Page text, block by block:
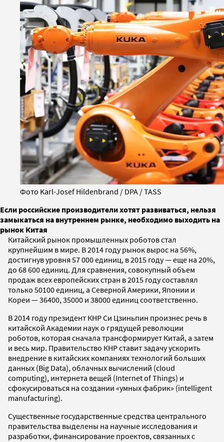
Фото Karl-Josef Hildenbrand / DPA / TASS
Если российские производители хотят развиваться, нельзя
замыкаться на внутреннем рынке, необходимо выходить на
рынок Китая
Китайский рынок промышленных роботов стал
крупнейшим в мире. В 2014 году рынок вырос на 56%,
достигнув уровня 57 000 единиц, в 2015 году — еще на 20%,
до 68 600 единиц. Для сравнения, совокупный объем
продаж всех европейских стран в 2015 году составлял
только 50100 единиц, а Северной Америки, Японии и
Кореи — 36400, 35000 и 38000 единиц соответственно.
В 2014 году президент КНР Си Цзиньпин произнес речь в
китайской Академии наук о грядущей революции
роботов, которая сначала трансформирует Китай, а затем
и весь мир. Правительство КНР ставит задачу ускорить
внедрение в китайских компаниях технологий больших
данных (Big Data), облачных вычислений (cloud
computing), интернета вещей (Internet of Things) и
сфокусироваться на создании «умных фабрик» (intelligent
manufacturing).
Существенные государственные средства центрального
правительства выделены на научные исследования и
разработки, финансирование проектов, связанных с